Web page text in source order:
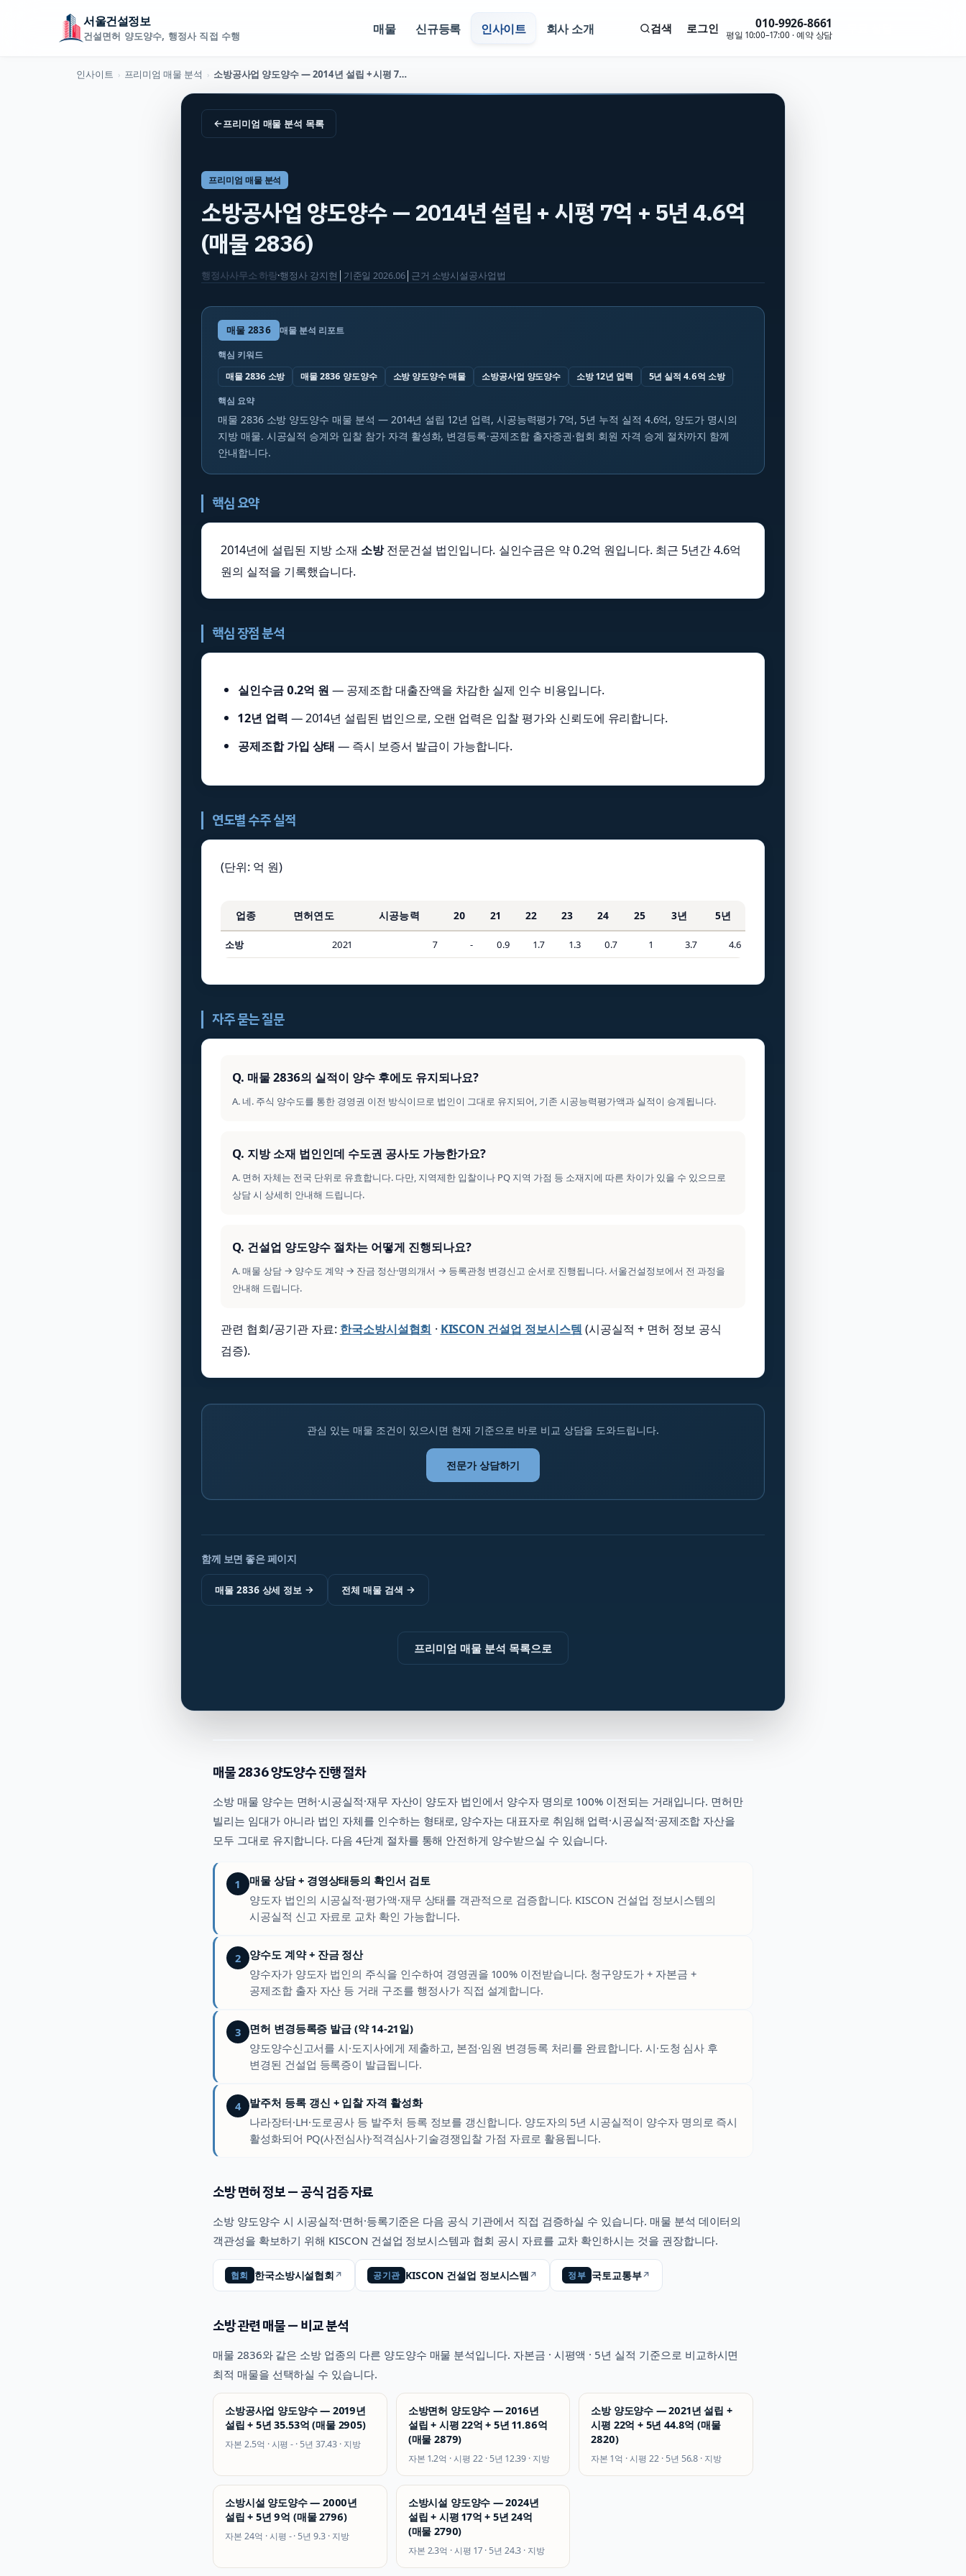
서울건설정보
건설면허 양도양수, 행정사 직접 수행
검색 로그인 010-9926-8661
평일 10:00–17:00 · 예약 상담
매물 신규등록 인사이트 회사 소개
인사이트 › 프리미엄 매물 분석 › 소방공사업 양도양수 — 2014년 설립 + 시평 7억 + 5년 4.6억 (매물 2836)
←프리미엄 매물 분석 목록
프리미엄 매물 분석
소방공사업 양도양수 — 2014년 설립 + 시평 7억 + 5년 4.6억
(매물 2836)
행정사사무소 하랑·행정사 강지현 기준일2026.06│ 근거 소방시설공사업법
매물 2836 매물 분석 리포트
핵심 키워드
매물 2836 소방
매물 2836 양도양수 소방 양도양수 매물 소방공사업 양도양수 소방 12년 업력
5년 실적 4.6억 소방
핵심 요약
매물 2836 소방 양도양수 매물 분석 — 2014년 설립 12년 업력, 시공능력평가 7억, 5년 누적 실적 4.6억, 양도가 명시의
지방 매물. 시공실적 승계와 입찰 참가 자격 활성화, 변경등록·공제조합 출자증권·협회 회원 자격 승계 절차까지 함께
안내합니다.
핵심 요약
2014년에 설립된 지방 소재 소방전문건설 법인입니다. 실인수금은 약 0.2억 원입니다. 최근 5년간 4.6억
원의 실적을 기록했습니다.
핵심 장점 분석
실인수금 0.2억 원 — 공제조합 대출잔액을 차감한 실제 인수 비용입니다.
12년 업력 — 2014년 설립된 법인으로, 오랜 업력은 입찰 평가와 신뢰도에 유리합니다.
공제조합 가입 상태 — 즉시 보증서 발급이 가능합니다.
연도별 수주 실적
(단위: 억 원)
업종 면허연도 시공능력 20 21 22 23 24 25 3년 5년
소방 2021 7 - 0.9 1.7 1.3 0.7 1 3.7 4.6
자주 묻는 질문
Q. 매물 2836의 실적이 양수 후에도 유지되나요?
A. 네. 주식 양수도를 통한 경영권 이전 방식이므로 법인이 그대로 유지되어, 기존 시공능력평가액과 실적이 승계됩니다.
Q. 지방 소재 법인인데 수도권 공사도 가능한가요?
A. 면허 자체는 전국 단위로 유효합니다. 다만, 지역제한 입찰이나 PQ 지역 가점 등 소재지에 따른 차이가 있을 수 있으므로
상담 시 상세히 안내해 드립니다.
Q. 건설업 양도양수 절차는 어떻게 진행되나요?
A. 매물 상담 → 양수도 계약 → 잔금 정산·명의개서 → 등록관청 변경신고 순서로 진행됩니다. 서울건설정보에서 전 과정을
안내해 드립니다.
관련 협회/공기관 자료: 한국소방시설협회 · KISCON 건설업 정보시스템 (시공실적 + 면허 정보 공식
검증).
관심 있는 매물 조건이 있으시면 현재 기준으로 바로 비교 상담을 도와드립니다.
전문가 상담하기
함께 보면 좋은 페이지
매물 2836 상세 정보 → 전체 매물 검색 →
프리미엄 매물 분석 목록으로
매물2836양도양수 진행 절차
소방매물 양수는 면허·시공실적·재무 자산이 양도자 법인에서 양수자 명의로 100% 이전되는 거래입니다. 면허만
빌리는 임대가 아니라 법인 자체를 인수하는 형태로, 양수자는 대표자로 취임해 업력·시공실적·공제조합 자산을
모두 그대로 유지합니다. 다음 4단계 절차를 통해 안전하게 양수받으실 수 있습니다.
1
매물 상담 + 경영상태등의 확인서 검토
양도자 법인의 시공실적·평가액·재무 상태를 객관적으로 검증합니다. KISCON 건설업 정보시스템의
시공실적 신고 자료로 교차 확인 가능합니다.
2
양수도 계약 + 잔금 정산
양수자가 양도자 법인의 주식을 인수하여 경영권을 100% 이전받습니다. 청구양도가 + 자본금 +
공제조합 출자 자산 등 거래 구조를 행정사가 직접 설계합니다.
3
면허 변경등록증 발급 (약 14-21일)
양도양수신고서를 시·도지사에게 제출하고, 본점·임원 변경등록 처리를 완료합니다. 시·도청 심사 후
변경된 건설업 등록증이 발급됩니다.
4
발주처 등록 갱신 + 입찰 자격 활성화
나라장터·LH·도로공사 등 발주처 등록 정보를 갱신합니다. 양도자의 5년 시공실적이 양수자 명의로 즉시
활성화되어 PQ(사전심사)·적격심사·기술경쟁입찰 가점 자료로 활용됩니다.
소방면허 정보 — 공식 검증 자료
소방양도양수 시 시공실적·면허·등록기준은 다음 공식 기관에서 직접 검증하실 수 있습니다. 매물 분석 데이터의
객관성을 확보하기 위해 KISCON 건설업 정보시스템과 협회 공시 자료를 교차 확인하시는 것을 권장합니다.
협회 한국소방시설협회↗ 공기관 KISCON 건설업 정보시스템↗ 정부 국토교통부↗
소방관련 매물 — 비교 분석
매물 2836와 같은 소방 업종의 다른 양도양수 매물 분석입니다. 자본금 · 시평액 · 5년 실적 기준으로 비교하시면
최적 매물을 선택하실 수 있습니다.
소방공사업 양도양수 — 2019년
설립 + 5년 35.53억 (매물 2905)
자본 2.5억 · 시평- · 5년37.43· 지방
소방면허 양도양수 — 2016년
설립 + 시평 22억 + 5년 11.86억
(매물 2879)
자본 1.2억 · 시평22· 5년 12.39 · 지방
소방 양도양수 — 2021년 설립 +
시평 22억 + 5년 44.8억 (매물
2820)
자본1억 · 시평 22· 5년 56.8 · 지방
소방시설 양도양수 — 2000년
설립 + 5년 9억 (매물 2796)
자본 24억 · 시평 -· 5년9.3 · 지방
소방시설 양도양수 — 2024년
설립 + 시평 17억 + 5년 24억
(매물 2790)
자본 2.3억 · 시평17· 5년 24.3 · 지방